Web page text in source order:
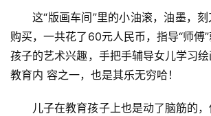
这“版画车间”里的小油滚，油墨，
购买，一共花了60元人民币，指导“师傅
孩子的艺术兴趣，手把手辅导女儿学习
教育内 容之一，也是其乐无穷哈！
儿子在教育孩子上也是动了脑筋的